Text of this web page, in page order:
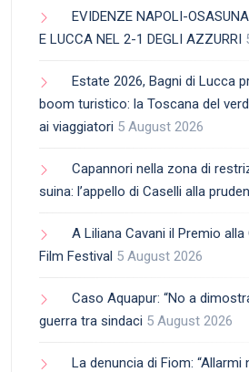
EVIDENZE NAPOLI-
E LUCCA NEL 2-1 DEGLI AZZURRI
Estate 2026, Bagni di Lucca
boom turistico: la Toscana del
ai viaggiatori 5 August 2026
Capannori nella zona di
suina: l’appello di Caselli alla
A Liliana Cavani il Premio
Film Festival 5 August 2026
Caso Aquapur: “No a
guerra tra sindaci 5 August 2026
La denuncia di Fiom: